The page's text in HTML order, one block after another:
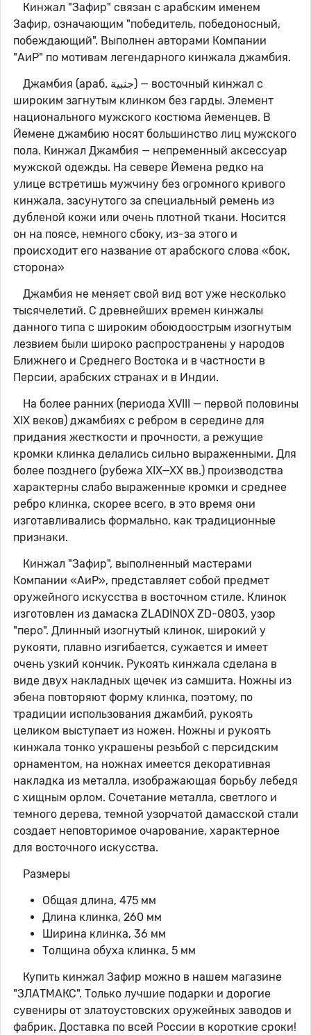
Кинжал "Зафир" связан с арабским именем
Зафир, означающим "победитель, победоносный,
побеждающий". Выполнен авторами Компании
"АиР" по мотивам легендарного кинжала джамбия.
Джамбия (араб. جنبية‎) — восточный кинжал с
широким загнутым клинком без гарды. Элемент
национального мужского костюма йеменцев. В
Йемене джамбию носят большинство лиц мужского
пола. Кинжал Джамбия — непременный аксессуар
мужской одежды. На севере Йемена редко на
улице встретишь мужчину без огромного кривого
кинжала, засунутого за специальный ремень из
дубленой кожи или очень плотной ткани. Носится
он на поясе, немного сбоку, из-за этого и
происходит его название от арабского слова «бок,
сторона»
Джамбия не меняет свой вид вот уже несколько
тысячелетий. С древнейших времен кинжалы
данного типа с широким обоюдоострым изогнутым
лезвием были широко распространены у народов
Ближнего и Среднего Востока и в частности в
Персии, арабских странах и в Индии.
На более ранних (периода XVIII — первой половины
XIX веков) джамбиях с ребром в середине для
придания жесткости и прочности, а режущие
кромки клинка делались сильно выраженными. Для
более позднего (рубежа XIX—XX вв.) производства
характерны слабо выраженные кромки и среднее
ребро клинка, скорее всего, в это время они
изготавливались формально, как традиционные
признаки.
Кинжал "Зафир", выполненный мастерами
Компании «АиР», представляет собой предмет
оружейного искусства в восточном стиле. Клинок
изготовлен из дамаска ZLADINOX ZD-0803, узор
"перо". Длинный изогнутый клинок, широкий у
рукояти, плавно изгибается, сужается и имеет
очень узкий кончик. Рукоять кинжала сделана в
виде двух накладных щечек из самшита. Ножны из
эбена повторяют форму клинка, поэтому, по
традиции использования джамбий, рукоять
целиком выступает из ножен. Ножны и рукоять
кинжала тонко украшены резьбой с персидским
орнаментом, на ножнах имеется декоративная
накладка из металла, изображающая борьбу лебедя
с хищным орлом. Сочетание металла, светлого и
темного дерева, темной узорчатой дамасской стали
создает неповторимое очарование, характерное
для восточного искусства.
Размеры
Общая длина, 475 мм
Длина клинка, 260 мм
Ширина клинка, 36 мм
Толщина обуха клинка, 5 мм
Купить кинжал Зафир можно в нашем магазине
"ЗЛАТМАКС". Только лучшие подарки и дорогие
сувениры от златоустовских оружейных заводов и
фабрик. Доставка по всей России в короткие сроки!